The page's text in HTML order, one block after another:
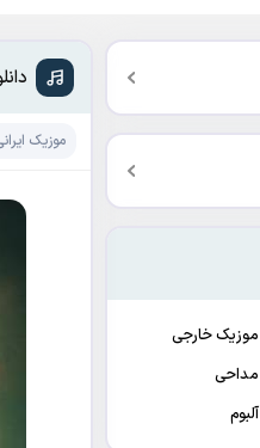
موزیک خارجی
مداحی
آلبوم
موزیک